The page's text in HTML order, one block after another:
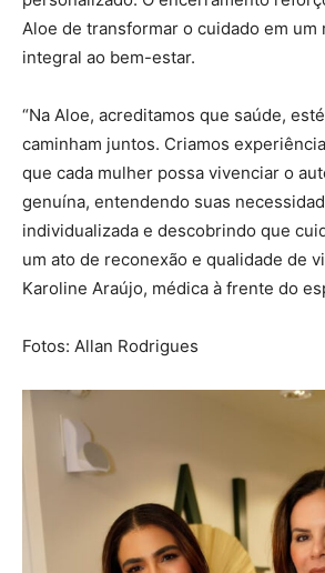
Aloe de transformar o cuidado em um
integral ao bem-estar.
“Na Aloe, acreditamos que saúde,
caminham juntos. Criamos
que cada mulher possa vivenciar o
genuína, entendendo suas
individualizada e descobrindo que
um ato de reconexão e qualidade de
Karoline Araújo, médica à frente do
Fotos: Allan Rodrigues